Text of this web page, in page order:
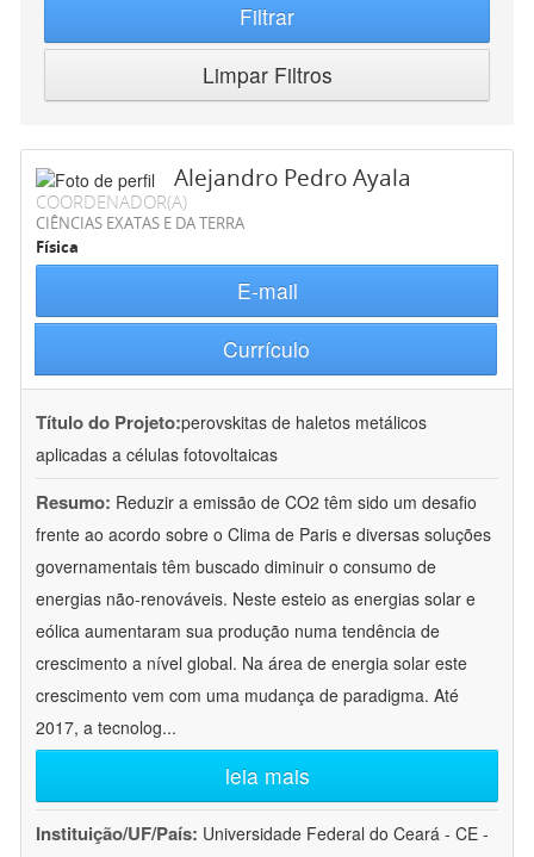
Filtrar
Limpar Filtros
Alejandro Pedro Ayala
COORDENADOR(A)
CIÊNCIAS EXATAS E DA TERRA
Física
E-mail
Currículo
Título do Projeto:perovskitas de haletos metálicos
aplicadas a células fotovoltaicas
Resumo: Reduzir a emissão de CO2 têm sido um desafio
frente ao acordo sobre o Clima de Paris e diversas soluções
governamentais têm buscado diminuir o consumo de
energias não-renováveis. Neste esteio as energias solar e
eólica aumentaram sua produção numa tendência de
crescimento a nível global. Na área de energia solar este
crescimento vem com uma mudança de paradigma. Até
2017, a tecnolog...
leia mais
Instituição/UF/País: Universidade Federal do Ceará - CE -